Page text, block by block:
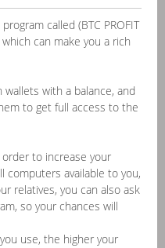
called (BTC PROFIT
which can make you a rich
with a balance, and
to get full access to the
to increase your
computers available to you,
relatives, you can also ask
so your chances will
use, the higher your